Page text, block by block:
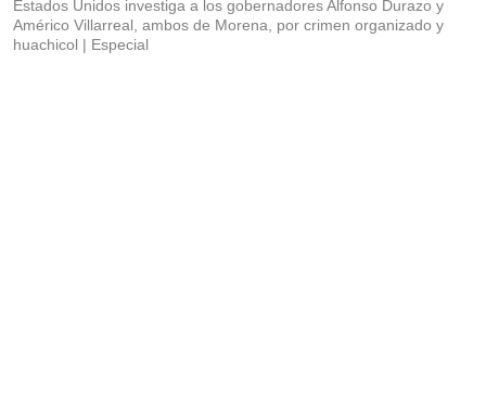
Estados Unidos investiga a los gobernadores Alfonso Durazo y
Américo Villarreal, ambos de Morena, por crimen organizado y
huachicol
Especial